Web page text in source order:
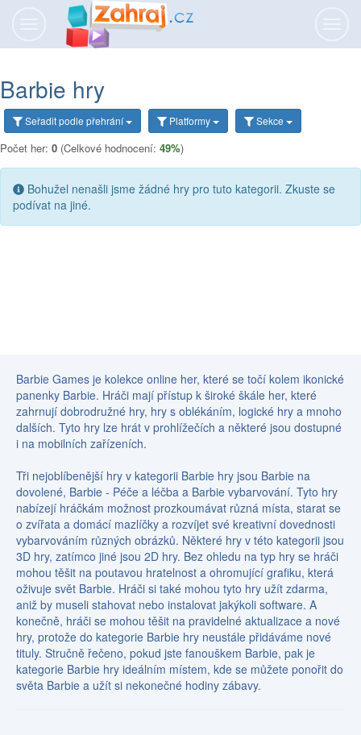
Barbie hry
Seřaditpodle přehrání Platformy Sekce
Počet her: 0 (Celkové hodnocení: 49%)
Bohužel nenašli jsme žádné hry pro tuto kategorii. Zkuste se
podívat na jiné.
Barbie Games je kolekce online her, které se točí kolem ikonické
panenky Barbie. Hráči mají přístup k široké škále her, které
zahrnují dobrodružné hry, hry s oblékáním, logické hry a mnoho
dalších. Tyto hry lze hrát v prohlížečích a některé jsou dostupné
i na mobilních zařízeních.
Tři nejoblíbenější hry v kategorii Barbie hry jsou Barbie na
dovolené, Barbie - Péče a léčba a Barbie vybarvování. Tyto hry
nabízejí hráčkám možnost prozkoumávat různá místa, starat se
o zvířata a domácí mazlíčky a rozvíjet své kreativní dovednosti
vybarvováním různých obrázků. Některé hry v této kategorii jsou
3D hry, zatímco jiné jsou 2D hry. Bez ohledu na typ hry se hráči
mohou těšit na poutavou hratelnost a ohromující grafiku, která
oživuje svět Barbie. Hráči si také mohou tyto hry užít zdarma,
aniž by museli stahovat nebo instalovat jakýkoli software. A
konečně, hráči se mohou těšit na pravidelné aktualizace a nové
hry, protože do kategorie Barbie hry neustále přidáváme nové
tituly. Stručně řečeno, pokud jste fanouškem Barbie, pak je
kategorie Barbie hry ideálním místem, kde se můžete ponořit do
světa Barbie a užít si nekonečné hodiny zábavy.